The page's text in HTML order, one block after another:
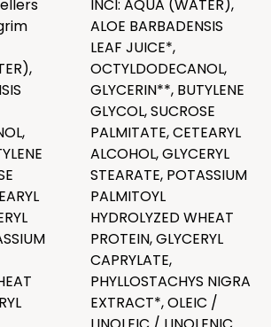
INCI: AQUA (WATER),
ALOE BARBADENSIS
LEAF JUICE*,
OCTYLDODECANOL,
GLYCERIN**, BUTYLENE
GLYCOL, SUCROSE
PALMITATE, CETEARYL
ALCOHOL, GLYCERYL
STEARATE, POTASSIUM
PALMITOYL
HYDROLYZED WHEAT
PROTEIN, GLYCERYL
CAPRYLATE,
PHYLLOSTACHYS NIGRA
EXTRACT*, OLEIC /